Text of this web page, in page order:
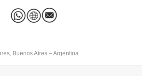
Buenos Aires – Argentina